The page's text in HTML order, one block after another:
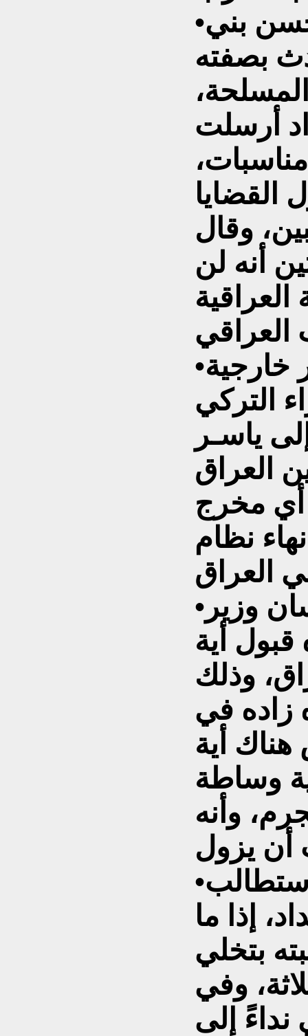
•كشف الرئيس أبو الحسن بني
بصفته
أرسلت
القضايا
وقال
أنه لن
•رفض قطب زاده وزير خارجية
التركي
ياسـر
العراق
أي مخرج
نظام
•رفضت إيران على لسان وزير
أية
وذلك
في
أية
وساطة
وأنه
•ذكر الخميني أن إيران ستطالب
إذا ما
بتخلي
وفي
إلى